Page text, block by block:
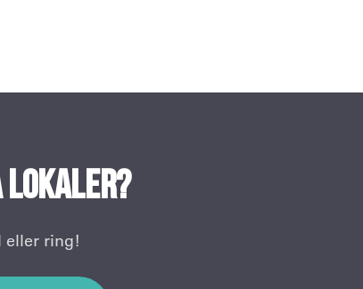
lokaler?
eller ring!